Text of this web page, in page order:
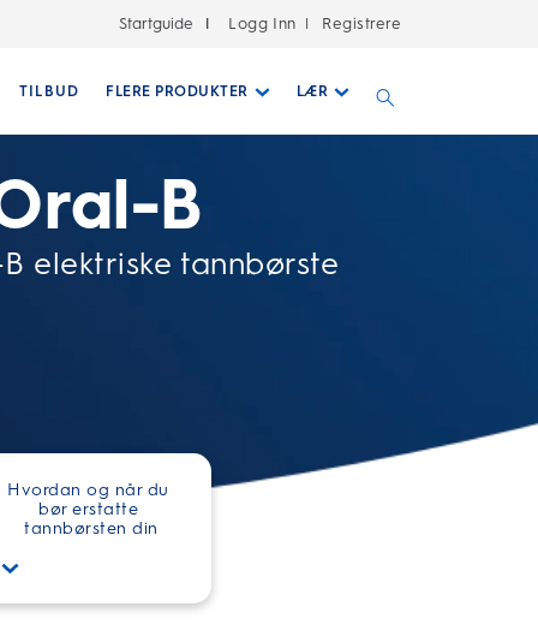
Startguide Logg Inn Registrere
TILBUD FLERE PRODUKTER LÆR
B
elektriske tannbørste
Hvordan og når du
bør erstatte
tannbørsten din